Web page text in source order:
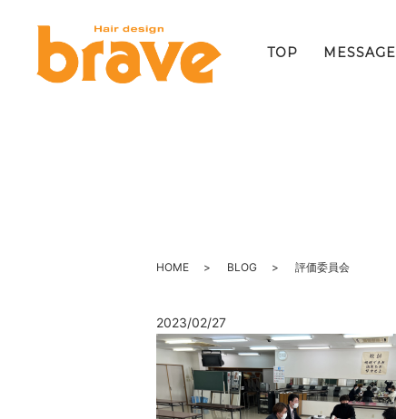
TOP MESSAGE
HOME BLOG 評価委員会
2023/02/27